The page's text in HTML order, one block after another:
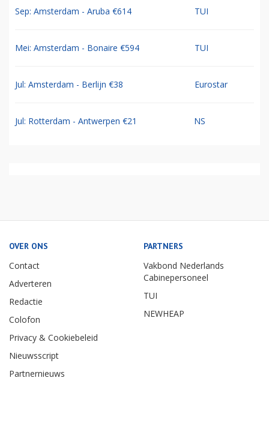
Sep: Amsterdam - Aruba €614 TUI
Mei: Amsterdam - Bonaire €594 TUI
Jul: Amsterdam - Berlijn €38 Eurostar
Jul: Rotterdam - Antwerpen €21 NS
OVER ONS
Contact
Adverteren
Redactie
Colofon
Privacy & Cookiebeleid
Nieuwsscript
Partnernieuws
PARTNERS
Vakbond Nederlands
Cabinepersoneel
TUI
NEWHEAP